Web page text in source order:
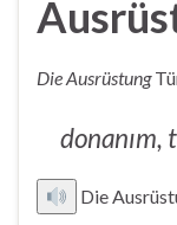
Die Ausrüstung
donanım,
Die